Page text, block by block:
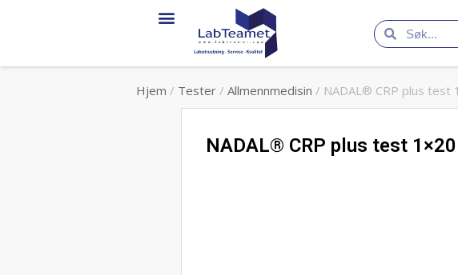
Hjem / Tester / Allmennmedisin / NADAL® CRP plus
NADAL® CRP plus test